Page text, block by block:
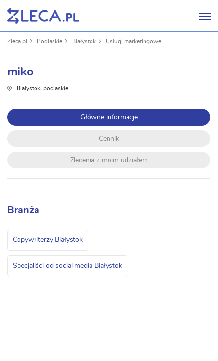
Zleca.pl Podlaskie Białystok Usługi marketingowe
miko
Białystok, podlaskie
Główne informacje
Cennik
Zlecenia z moim udziałem
Branża
Copywriterzy Białystok
Specjaliści od social media Białystok